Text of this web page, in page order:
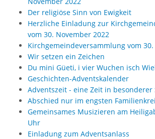
Der religiöse Sinn von Ewigkeit
Herzliche Einladung zur
vom 30. November 2022
Kirchgemeindeversammlung vom
Wir setzen ein Zeichen
Du mini Güeti, i vier Wuchen isch
Geschichten-Adventskalender
Adventszeit - eine Zeit in besonderer
Abschied nur im engsten
Gemeinsames Musizieren am
Uhr
Einladung zum Adventsanlass